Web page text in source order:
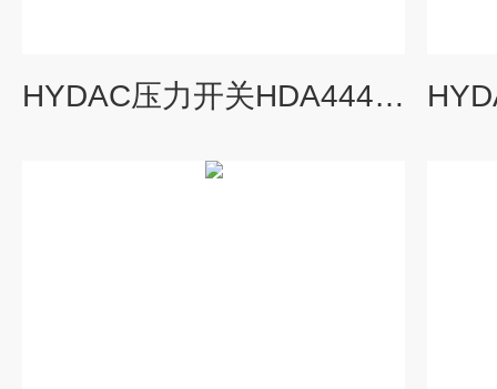
HYDAC压力开关HDA4445-B-250-000选择技巧